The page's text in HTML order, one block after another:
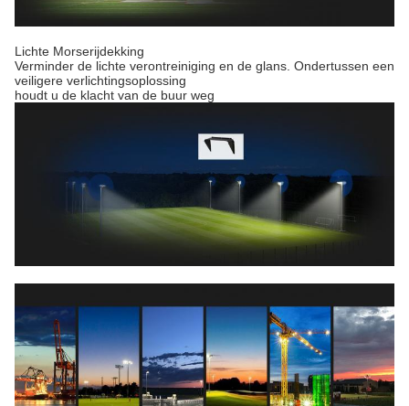
Lichte Morserijdekking
Verminder de lichte verontreiniging en de glans. Ondertussen een
veiligere verlichtingsoplossing
houdt u de klacht van de buur weg